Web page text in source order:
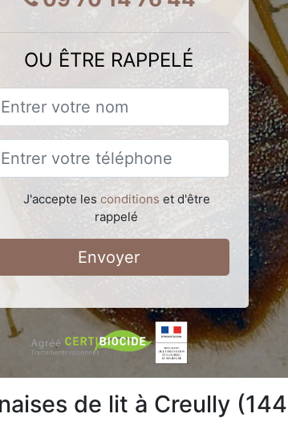
OU ÊTRE RAPPELÉ
J'accepte les conditions et d'être
rappelé
Envoyer
de lit à Creully